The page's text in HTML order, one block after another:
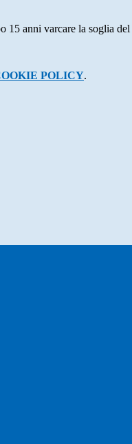
15 anni varcare la soglia
POLICY.